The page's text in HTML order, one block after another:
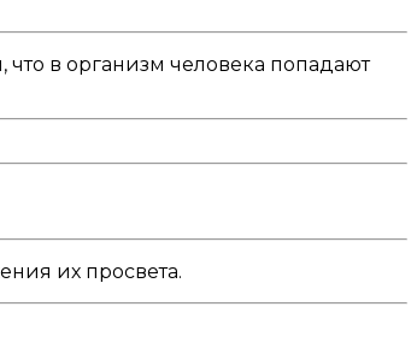
что в организм человека попадают
их просвета.